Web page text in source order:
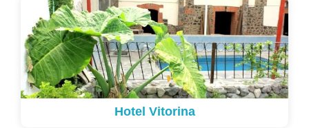
Hotel Vitorina